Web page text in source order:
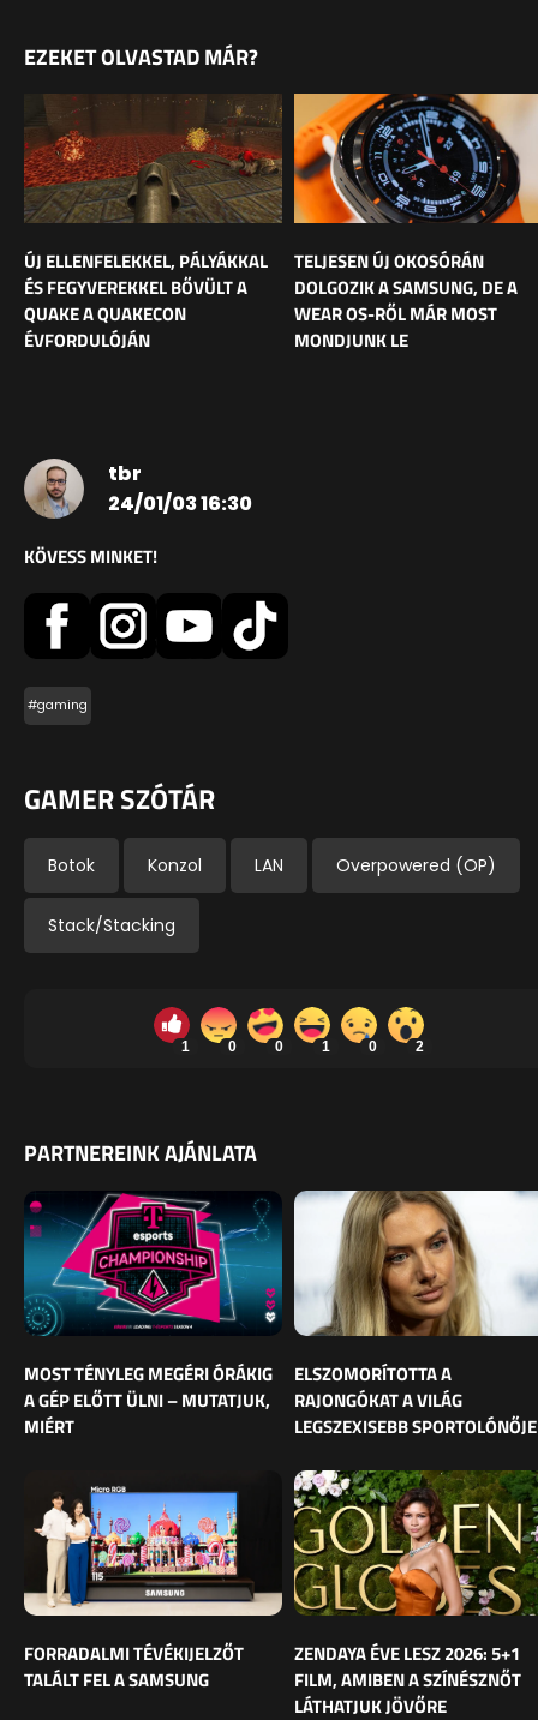
EZEKET OLVASTAD MÁR?
ÚJ ELLENFELEKKEL, PÁLYÁKKAL
ÉS FEGYVEREKKEL BŐVÜLT A
QUAKE A QUAKECON
ÉVFORDULÓJÁN
TELJESEN ÚJ OKOSÓRÁN
DOLGOZIK A SAMSUNG, DE A
WEAR OS-RŐL MÁR MOST
MONDJUNK LE
tbr
24/01/03 16:30
KÖVESS MINKET!
#gaming
GAMER SZÓTÁR
Botok Konzol LAN Overpowered (OP)
Stack/Stacking
1 0 0 1 0 2
PARTNEREINK AJÁNLATA
MOST TÉNYLEG MEGÉRI ÓRÁKIG
A GÉP ELŐTT ÜLNI – MUTATJUK,
MIÉRT
ELSZOMORÍTOTTA A
RAJONGÓKAT A VILÁG
LEGSZEXISEBB SPORTOLÓNŐJE
FORRADALMI TÉVÉKIJELZŐT
TALÁLT FEL A SAMSUNG
ZENDAYA ÉVE LESZ 2026: 5+1
FILM, AMIBEN A SZÍNÉSZNŐT
LÁTHATJUK JÖVŐRE